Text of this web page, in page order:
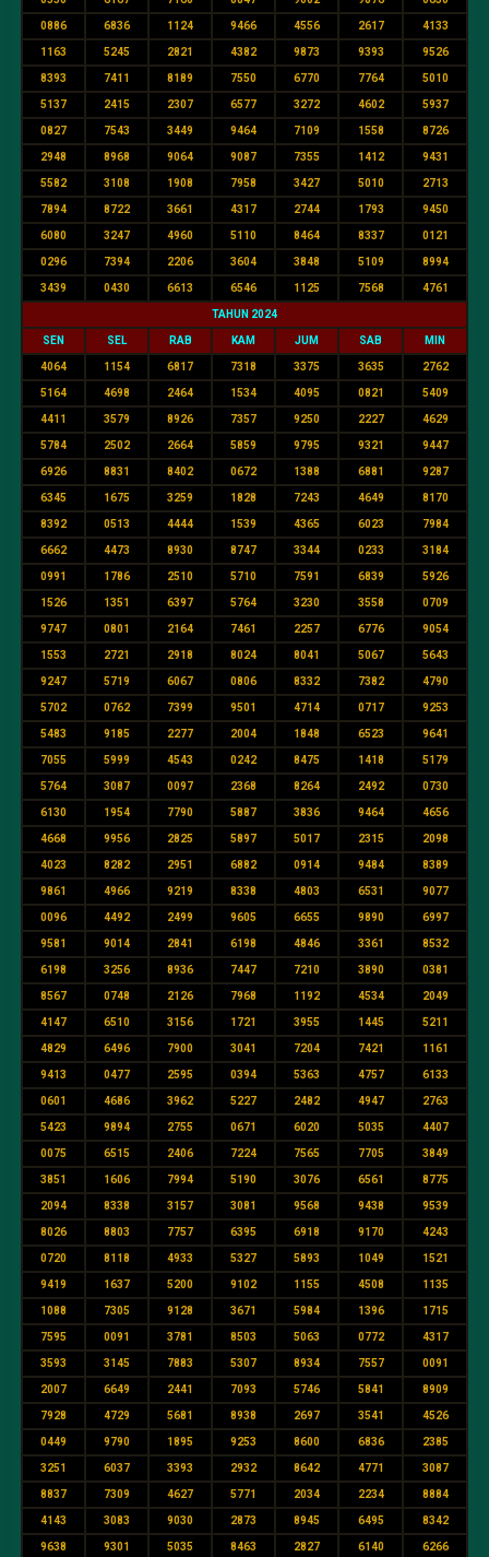
0886 6836 1124 9466 4556 2617 4133
1163 5245 2821 4382 9873 9393 9526
8393 7411 8189 7550 6770 7764 5010
5137 2415 2307 6577 3272 4602 5937
0827 7543 3449 9464 7109 1558 8726
2948 8968 9064 9087 7355 1412 9431
5582 3108 1908 7958 3427 5010 2713
7894 8722 3661 4317 2744 1793 9450
6080 3247 4960 5110 8464 8337 0121
0296 7394 2206 3604 3848 5109 8994
3439 0430 6613 6546 1125 7568 4761
TAHUN 2024
SEN SEL RAB KAM JUM SAB MIN
4064 1154 6817 7318 3375 3635 2762
5164 4698 2464 1534 4095 0821 5409
4411 3579 8926 7357 9250 2227 4629
5784 2502 2664 5859 9795 9321 9447
6926 8831 8402 0672 1388 6881 9287
6345 1675 3259 1828 7243 4649 8170
8392 0513 4444 1539 4365 6023 7984
6662 4473 8930 8747 3344 0233 3184
0991 1786 2510 5710 7591 6839 5926
1526 1351 6397 5764 3230 3558 0709
9747 0801 2164 7461 2257 6776 9054
1553 2721 2918 8024 8041 5067 5643
9247 5719 6067 0806 8332 7382 4790
5702 0762 7399 9501 4714 0717 9253
5483 9185 2277 2004 1848 6523 9641
7055 5999 4543 0242 8475 1418 5179
5764 3087 0097 2368 8264 2492 0730
6130 1954 7790 5887 3836 9464 4656
4668 9956 2825 5897 5017 2315 2098
4023 8282 2951 6882 0914 9484 8389
9861 4966 9219 8338 4803 6531 9077
0096 4492 2499 9605 6655 9890 6997
9581 9014 2841 6198 4846 3361 8532
6198 3256 8936 7447 7210 3890 0381
8567 0748 2126 7968 1192 4534 2049
4147 6510 3156 1721 3955 1445 5211
4829 6496 7900 3041 7204 7421 1161
9413 0477 2595 0394 5363 4757 6133
0601 4686 3962 5227 2482 4947 2763
5423 9894 2755 0671 6020 5035 4407
0075 6515 2406 7224 7565 7705 3849
3851 1606 7994 5190 3076 6561 8775
2094 8338 3157 3081 9568 9438 9539
8026 8803 7757 6395 6918 9170 4243
0720 8118 4933 5327 5893 1049 1521
9419 1637 5200 9102 1155 4508 1135
1088 7305 9128 3671 5984 1396 1715
7595 0091 3781 8503 5063 0772 4317
3593 3145 7883 5307 8934 7557 0091
2007 6649 2441 7093 5746 5841 8909
7928 4729 5681 8938 2697 3541 4526
0449 9790 1895 9253 8600 6836 2385
3251 6037 3393 2932 8642 4771 3087
8837 7309 4627 5771 2034 2234 8884
4143 3083 9030 2873 8945 6495 8342
9638 9301 5035 8463 2827 6140 6266